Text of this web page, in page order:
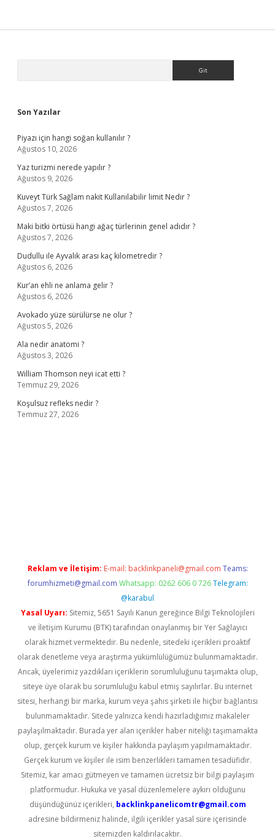
Son Yazılar
Piyazı için hangi soğan kullanılır ?
Ağustos 10, 2026
Yaz turizmi nerede yapılır ?
Ağustos 9, 2026
Kuveyt Türk Sağlam nakit Kullanılabilir limit Nedir ?
Ağustos 7, 2026
Maki bitki örtüsü hangi ağaç türlerinin genel adıdır ?
Ağustos 7, 2026
Dudullu ile Ayvalık arası kaç kilometredir ?
Ağustos 6, 2026
Kur’an ehli ne anlama gelir ?
Ağustos 6, 2026
Avokado yüze sürülürse ne olur ?
Ağustos 5, 2026
Ala nedir anatomi ?
Ağustos 3, 2026
William Thomson neyi icat etti ?
Temmuz 29, 2026
Koşulsuz refleks nedir ?
Temmuz 27, 2026
Reklam ve İletişim: E-mail: backlinkpaneli@gmail.com Teams:
forumhizmeti@gmail.com Whatsapp: 0262 606 0 726 Telegram:
@karabul
Yasal Uyarı: Sitemiz, 5651 Sayılı Kanun gereğince Bilgi Teknolojileri
ve İletişim Kurumu (BTK) tarafından onaylanmış bir Yer Sağlayıcı
olarak hizmet vermektedir. Bu nedenle, sitedeki içerikleri proaktif
olarak denetleme veya araştırma yükümlülüğümüz bulunmamaktadır.
Ancak, üyelerimiz yazdıkları içeriklerin sorumluluğunu taşımakta olup,
siteye üye olarak bu sorumluluğu kabul etmiş sayılırlar. Bu internet
sitesi, herhangi bir marka, kurum veya şahıs şirketi ile hiçbir bağlantısı
bulunmamaktadır. Sitede yalnızca kendi hazırladığımız makaleler
paylaşılmaktadır. Burada yer alan içerikler haber niteliği taşımamakta
olup, gerçek kurum ve kişiler hakkında paylaşım yapılmamaktadır.
Gerçek kurum ve kişiler ile isim benzerlikleri tamamen tesadüfidir.
Sitemiz, kar amacı gütmeyen ve tamamen ücretsiz bir bilgi paylaşım
platformudur. Hukuka ve yasal düzenlemelere aykırı olduğunu
düşündüğünüz içerikleri, backlinkpanelicomtr@gmail.com
adresine bildirmeniz halinde, ilgili içerikler yasal süre içerisinde
sitemizden kaldırılacaktır.